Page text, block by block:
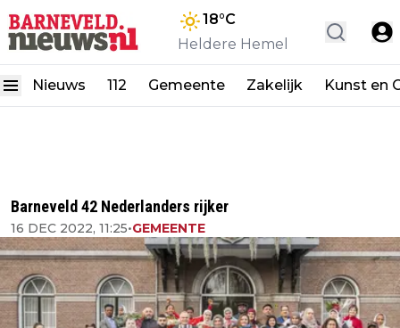
18°C
Heldere Hemel
Nieuws 112 Gemeente Zakelijk Kunst en
Barneveld 42 Nederlanders rijker
16 DEC 2022, 11:25•GEMEENTE